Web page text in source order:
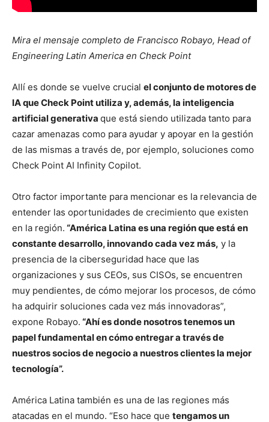
Mira el mensaje completo de Francisco Robayo, Head of
Engineering Latin America en Check Point
Allí es donde se vuelve crucial el conjunto de motores de
IA que Check Point utiliza y, además, la inteligencia
artificial generativa que está siendo utilizada tanto para
cazar amenazas como para ayudar y apoyar en la gestión
de las mismas a través de, por ejemplo, soluciones como
Check Point AI Infinity Copilot.
Otro factor importante para mencionar es la relevancia de
entender las oportunidades de crecimiento que existen
en la región. “América Latina es una región que está en
constante desarrollo, innovando cada vez más, y la
presencia de la ciberseguridad hace que las
organizaciones y sus CEOs, sus CISOs, se encuentren
muy pendientes, de cómo mejorar los procesos, de cómo
ha adquirir soluciones cada vez más innovadoras”,
expone Robayo. “Ahí es donde nosotros tenemos un
papel fundamental en cómo entregar a través de
nuestros socios de negocio a nuestros clientes la mejor
tecnología”.
América Latina también es una de las regiones más
atacadas en el mundo. “Eso hace que tengamos un